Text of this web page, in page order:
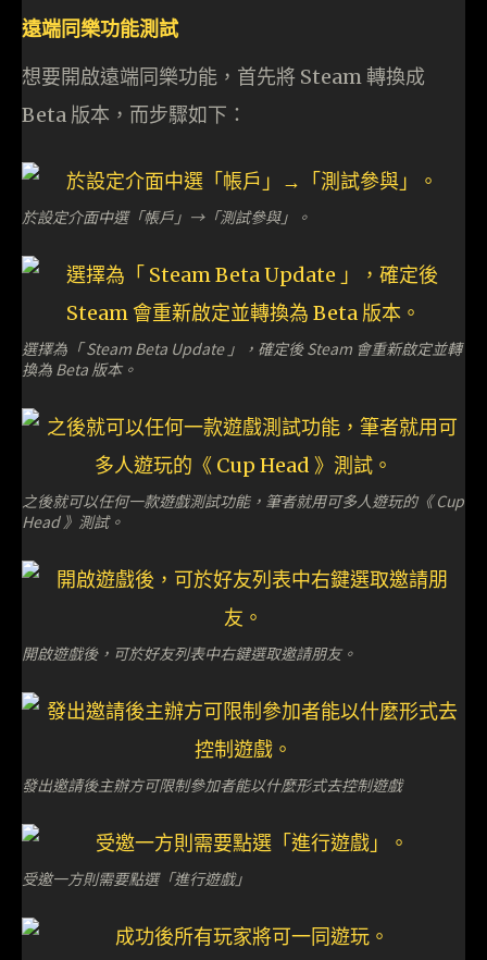
遠端同樂功能測試
想要開啟遠端同樂功能，首先將 Steam 轉換成
Beta 版本，而步驟如下：
於設定介面中選「帳戶」→「測試參與」。
選擇為「 Steam Beta Update 」，確定後 Steam 會重新啟定並轉
換為 Beta 版本。
之後就可以任何一款遊戲測試功能，筆者就用可多人遊玩的《 Cup
Head 》測試。
開啟遊戲後，可於好友列表中右鍵選取邀請朋友。
發出邀請後主辦方可限制參加者能以什麼形式去控制遊戲
受邀一方則需要點選「進行遊戲」